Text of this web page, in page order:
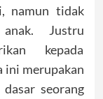
namun tidak
Justru
kepada
ini merupakan
seorang